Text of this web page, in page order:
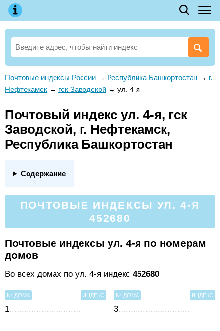
Почтовые индексы России → Республика Башкортостан → г.
Нефтекамск → гск Заводской → ул. 4-я
Почтовый индекс ул. 4-я, гск
Заводской, г. Нефтекамск,
Республика Башкортостан
Содержание
ПОЧТОВЫЕ ИНДЕКСЫ УЛ. 4-Я
452680
Почтовые индексы ул. 4-я по номерам
домов
Во всех домах по ул. 4-я индекс 452680
№ ДОМА ИНДЕКС
1
№ ДОМА ИНДЕКС
3